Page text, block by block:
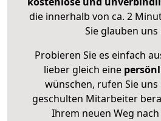
die innerhalb von ca. 2
Sie glauben uns
Probieren Sie es einfach
lieber gleich eine
wünschen, rufen Sie
geschulten Mitarbeiter
Ihrem neuen Weg